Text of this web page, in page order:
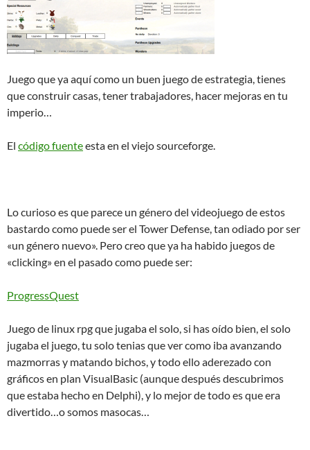
Juego que ya aquí como un buen juego de estrategia, tienes
que construir casas, tener trabajadores, hacer mejoras en tu
imperio…
El código fuenteesta en el viejo sourceforge.
Lo curioso es que parece un género del videojuego de estos
bastardo como puede ser el Tower Defense, tan odiado por ser
«un género nuevo». Pero creo que ya ha habido juegos de
«clicking» en el pasado como puede ser:
ProgressQuest
Juego de linux rpg que jugaba el solo, si has oído bien, el solo
jugaba el juego, tu solo tenias que ver como iba avanzando
mazmorras y matando bichos, y todo ello aderezado con
gráficos en plan VisualBasic (aunque después descubrimos
que estaba hecho en Delphi), y lo mejor de todo es que era
divertido…o somos masocas…